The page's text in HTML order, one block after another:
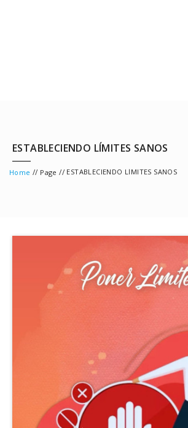
ESTABLECIENDO LÍMITES SANOS
Home // Page // ESTABLECIENDO LÍMITES SANOS